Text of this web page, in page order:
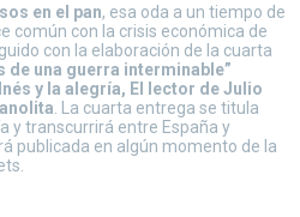
en el pan, esa oda a un tiempo de
común con la crisis económica de
con la elaboración de la cuarta
de una guerra interminable”
y la alegría, El lector de Julio
. La cuarta entrega se titula
y transcurrirá entre España y
publicada en algún momento de la